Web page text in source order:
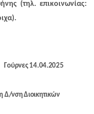
(τηλ. επικοινωνίας: